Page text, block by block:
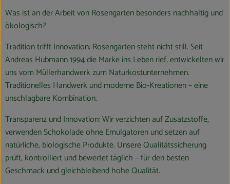
Was ist an der Arbeit von Rosengarten besonders nachhaltig und
ökologisch?
Tradition trifft Innovation: Rosengarten steht nicht still. Seit
Andreas Hubmann 1994 die Marke ins Leben rief, entwickelten wir
uns vom Müllerhandwerk zum Naturkostunternehmen.
Traditionelles Handwerk und moderne Bio-Kreationen – eine
unschlagbare Kombination.
Transparenz und Innovation: Wir verzichten auf Zusatzstoffe,
verwenden Schokolade ohne Emulgatoren und setzen auf
natürliche, biologische Produkte. Unsere Qualitätssicherung
prüft, kontrolliert und bewertet täglich – für den besten
Geschmack und gleichbleibend hohe Qualität.